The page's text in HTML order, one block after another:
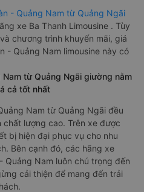
- Quảng Nam từ Quảng Ngãi
xe Ba Thanh Limousine . Tùy
chương trình khuyến mãi, giá
- Quảng Nam limousine này có
từ Quảng Ngãi giường nằm
cả tốt nhất
Nam từ Quảng Ngãi đều
lượng cao. Trên xe được
bị hiện đại phục vụ cho nhu
Bên cạnh đó, các hãng xe
Quảng Nam luôn chú trọng đến
cải thiện để mang đến trải